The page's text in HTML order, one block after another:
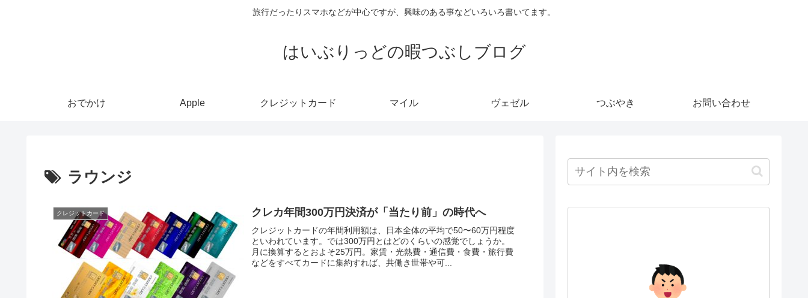
旅行だったりスマホなどが中心ですが、興味のある事などいろいろ書いてます。
はいぶりっどの暇つぶしブログ
おでかけ Apple クレジットカード マイル ヴェゼル つぶやき お問い合わせ
ラウンジ
クレジットカード クレカ年間300万円決済が「当たり前」の時代へ
クレジットカードの年間利用額は、日本全体の平均で50〜60万円程度
といわれています。では300万円とはどのくらいの感覚でしょうか。
月に換算するとおよそ25万円。家賃・光熱費・通信費・食費・旅行費
などをすべてカードに集約すれば、共働き世帯や可...